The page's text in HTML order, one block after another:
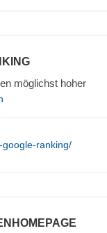
möglichst hoher
ranking/